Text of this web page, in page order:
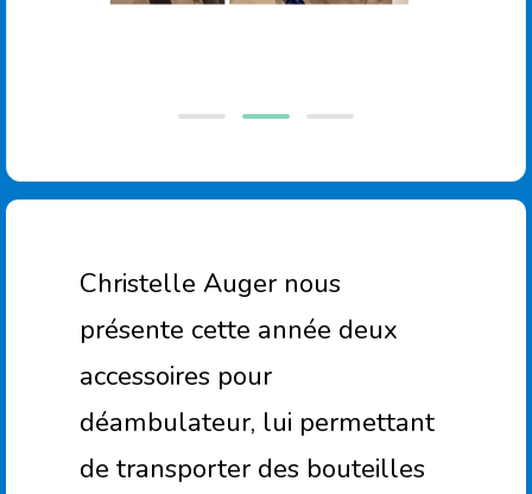
Christelle Auger nous
présente cette année deux
accessoires pour
déambulateur, lui permettant
de transporter des bouteilles